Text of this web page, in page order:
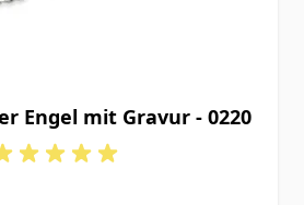
Engel mit Gravur - 0220